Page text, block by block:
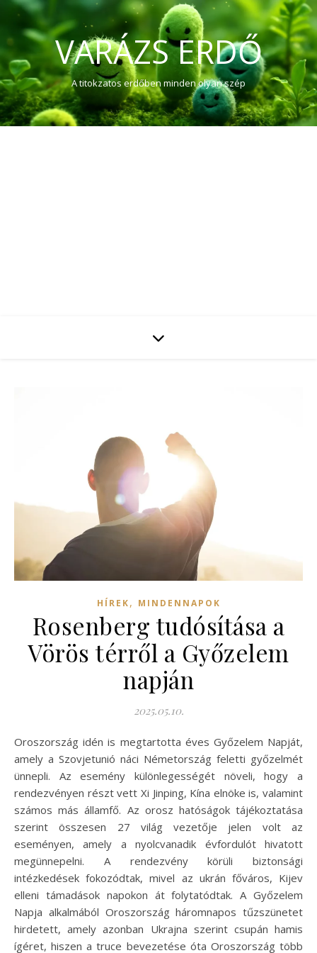
VARÁZS ERDŐ
A titokzatos erdőben minden olyan szép
HÍREK, MINDENNAPOK
Rosenberg tudósítása a
Vörös térről a Győzelem
napján
2025.05.10.
Oroszország idén is megtartotta éves Győzelem Napját,
amely a Szovjetunió náci Németország feletti győzelmét
ünnepli. Az esemény különlegességét növeli, hogy a
rendezvényen részt vett Xi Jinping, Kína elnöke is, valamint
számos más államfő. Az orosz hatóságok tájékoztatása
szerint összesen 27 világ vezetője jelen volt az
eseményen, amely a nyolcvanadik évfordulót hivatott
megünnepelni. A rendezvény körüli biztonsági
intézkedések fokozódtak, mivel az ukrán főváros, Kijev
elleni támadások napokon át folytatódtak. A Győzelem
Napja alkalmából Oroszország háromnapos tűzszünetet
hirdetett, amely azonban Ukrajna szerint csupán hamis
ígéret, hiszen a truce bevezetése óta Oroszország több